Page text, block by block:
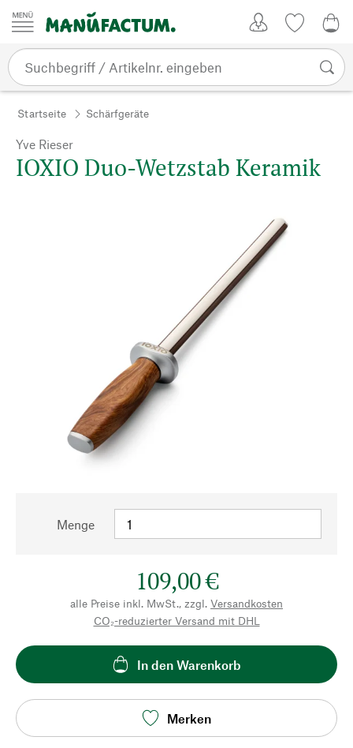
Zum Inhalt springen
Startseite Schärfgeräte
Yve Rieser
IOXIO Duo-Wetzstab Keramik
Menge
109,00 €
alle Preise inkl. MwSt., zzgl. Versandkosten
CO₂-reduzierter Versand mit DHL
In den Warenkorb
Merken